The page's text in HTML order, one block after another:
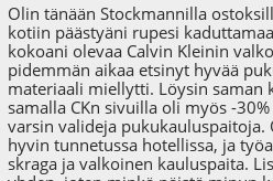
Olin tänään Stockmannilla
kotiin päästyäni rupesi
kokoani olevaa Calvin Kleinin
pidemmän aikaa etsinyt hyvää
materiaali miellytti. Löysin saman
samalla CKn sivuilla oli myös -
varsin valideja
hyvin tunnetussa hotellissa, ja
skraga ja valkoinen kauluspaita.